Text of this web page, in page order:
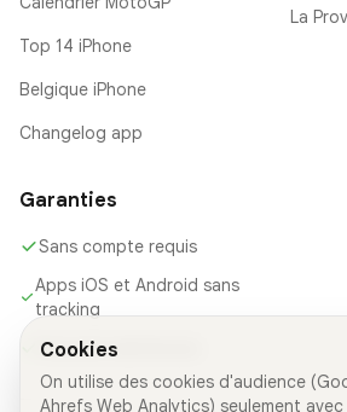
Cookies
On utilise des cookies d'audience
Ahrefs Web Analytics) seulement
Top 14 iPhone
Belgique iPhone
Changelog app
La
Garanties
Sans compte requis
Apps iOS et Android sans
tracking
Sources maintenues